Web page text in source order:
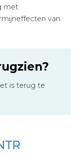
met
van
is terug te